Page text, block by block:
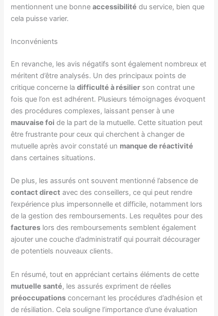
mentionnent une bonneaccessibilité du service, bien que
cela puisse varier.
Inconvénients
En revanche, les avis négatifs sont également nombreux et
méritent d’être analysés. Un des principaux points de
critique concerne ladifficulté à résilier son contrat une
fois que l’on est adhérent. Plusieurs témoignages évoquent
des procédures complexes, laissant penser à une
mauvaise foi de la part de la mutuelle. Cette situation peut
être frustrante pour ceux qui cherchent à changer de
mutuelle après avoir constaté un manque de réactivité
dans certaines situations.
De plus, les assurés ont souvent mentionné l’absence de
contact direct avec des conseillers, ce qui peut rendre
l’expérience plus impersonnelle et difficile, notamment lors
de la gestion des remboursements. Les requêtes pour des
factures lors des remboursements semblent également
ajouter une couche d’administratif qui pourrait décourager
de potentiels nouveaux clients.
En résumé, tout en appréciant certains éléments de cette
mutuelle santé, les assurés expriment de réelles
préoccupations concernant les procédures d’adhésion et
de résiliation. Cela souligne l’importance d’une évaluation